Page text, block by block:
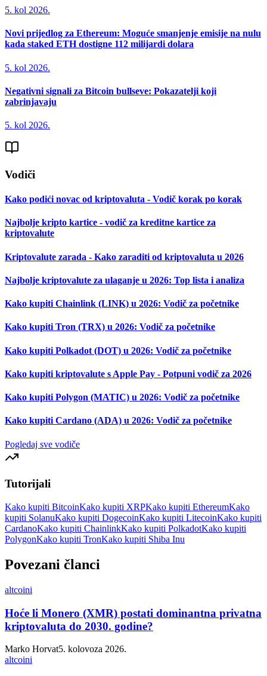
5. kol 2026.
Novi prijedlog za Ethereum: Moguće smanjenje emisije na nulu
kada staked ETH dostigne 112 milijardi dolara
5. kol 2026.
Negativni signali za Bitcoin bullseve: Pokazatelji koji
zabrinjavaju
5. kol 2026.
Vodiči
Kako podići novac od kriptovaluta - Vodič korak po korak
Najbolje kripto kartice - vodič za kreditne kartice za
kriptovalute
Kriptovalute zarada - Kako zaraditi od kriptovaluta u 2026
Najbolje kriptovalute za ulaganje u 2026: Top lista i analiza
Kako kupiti Chainlink (LINK) u 2026: Vodič za početnike
Kako kupiti Tron (TRX) u 2026: Vodič za početnike
Kako kupiti Polkadot (DOT) u 2026: Vodič za početnike
Kako kupiti kriptovalute s Apple Pay - Potpuni vodič za 2026
Kako kupiti Polygon (MATIC) u 2026: Vodič za početnike
Kako kupiti Cardano (ADA) u 2026: Vodič za početnike
Pogledaj sve vodiče
Tutorijali
Kako kupiti BitcoinKako kupiti XRPKako kupiti EthereumKako
kupiti SolanuKako kupiti DogecoinKako kupiti LitecoinKako kupiti
CardanoKako kupiti ChainlinkKako kupiti PolkadotKako kupiti
PolygonKako kupiti TronKako kupiti Shiba Inu
Povezani članci
altcoini
Hoće li Monero (XMR) postati dominantna privatna
kriptovaluta do 2030. godine?
Marko Horvat5. kolovoza 2026.
altcoini